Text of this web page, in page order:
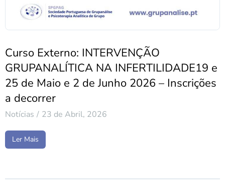
Curso Externo: INTERVENÇÃO
GRUPANALÍTICA NA INFERTILIDADE19 e
25 de Maio e 2 de Junho 2026 – Inscrições
a decorrer
Notícias 23 de Abril, 2026
Ler Mais